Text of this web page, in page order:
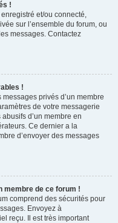
!
enregistré et/ou connecté,
sur l’ensemble du forum, ou
messages. Contactez
!
privés d’un membre
de votre messagerie
d’un membre en
Ce dernier a la
d’envoyer des messages
membre de ce forum !
comprend des sécurités pour
Envoyez à
reçu. Il est très important